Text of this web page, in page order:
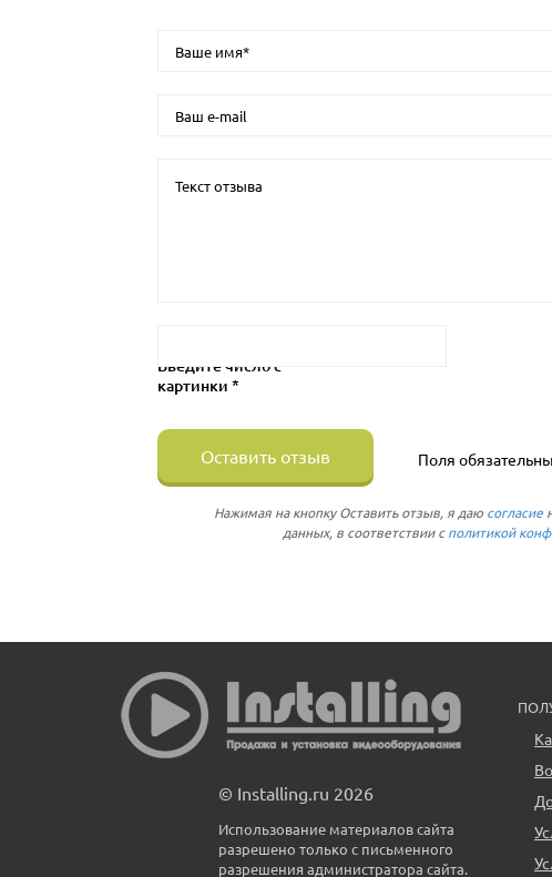
Введите число с
картинки *
Оставить отзыв Поля
Нажимая на кнопку Оставить отзыв, я даю согласие
данных, в соответствии сполитикой
© Installing.ru 2026
Использование материалов сайта
разрешено только с письменного
разрешения администратора сайта.